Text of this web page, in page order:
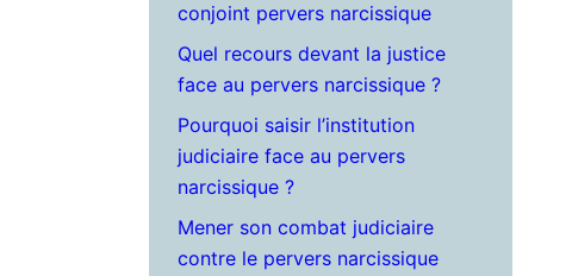
conjoint pervers narcissique
Quel recours devant la justice
face au pervers narcissique ?
Pourquoi saisir l’institution
judiciaire face au pervers
narcissique ?
Mener son combat judiciaire
contre le pervers narcissique